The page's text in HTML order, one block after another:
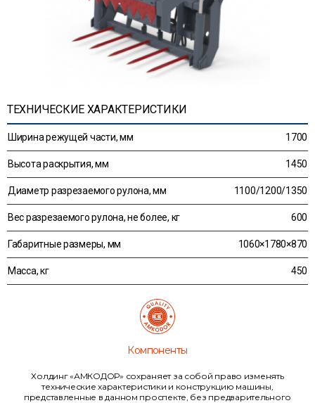
ТЕХНИЧЕСКИЕ ХАРАКТЕРИСТИКИ
Ширина режущей части, мм 1700
Высота раскрытия, мм 1450
Диаметр разрезаемого рулона, мм 1100/1200/1350
Вес разрезаемого рулона, не более, кг 600
Габаритные размеры, мм 1060×1780×870
Масса, кг 450
Компоненты
Холдинг «АМКОДОР» сохраняет за собой право изменять
технические характеристики и конструкцию машины,
представленные в данном проспекте, без предварительного